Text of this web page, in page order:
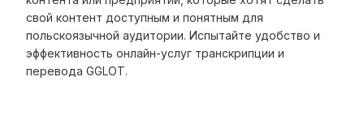
свой контент доступным и понятным для
польскоязычной аудитории. Испытайте удобство и
эффективность онлайн-услуг транскрипции и
перевода GGLOT.